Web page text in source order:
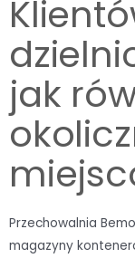
jak
Przechowalnia
magazyny